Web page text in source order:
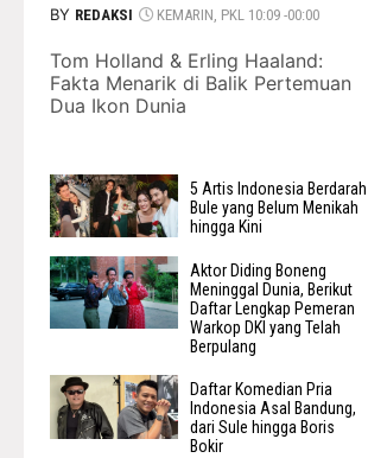
BY REDAKSI KEMARIN, PKL 10:09 -00:00
Tom Holland & Erling Haaland:
Fakta Menarik di Balik Pertemuan
Dua Ikon Dunia
5 Artis Indonesia Berdarah
Bule yang Belum Menikah
hingga Kini
Aktor Diding Boneng
Meninggal Dunia, Berikut
Daftar Lengkap Pemeran
Warkop DKI yang Telah
Berpulang
Daftar Komedian Pria
Indonesia Asal Bandung,
dari Sule hingga Boris
Bokir